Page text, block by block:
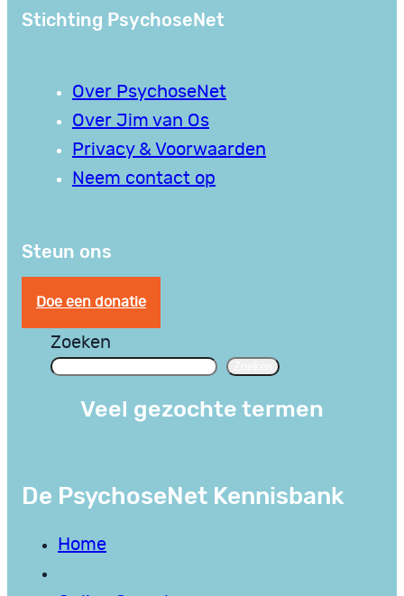
Stichting PsychoseNet
Over PsychoseNet
Over Jim van Os
Privacy & Voorwaarden
Neem contact op
Steun ons
Doe een donatie
Zoeken
Veel gezochte termen
De PsychoseNet Kennisbank
Home